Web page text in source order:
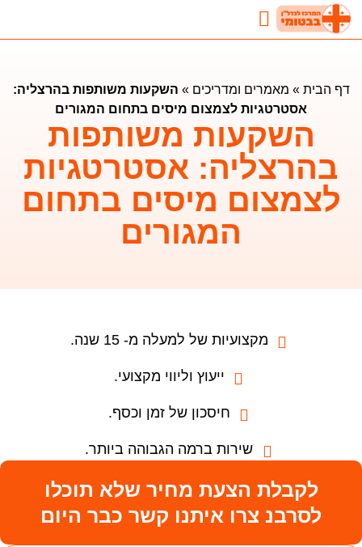
דף הבית»מאמרים ומדריכים»השקעות משותפות בהרצליה:
אסטרטגיות לצמצום מיסים בתחום המגורים
השקעות משותפות
בהרצליה: אסטרטגיות
לצמצום מיסים בתחום
המגורים
מקצועיות של למעלה מ- 15 שנה.
ייעוץ וליווי מקצועי.
חיסכון של זמן וכסף.
שירות ברמה הגבוהה ביותר.
לקבלת הצעת מחיר שלא תוכלו
לסרבנ צרו איתנו קשר כבר היום